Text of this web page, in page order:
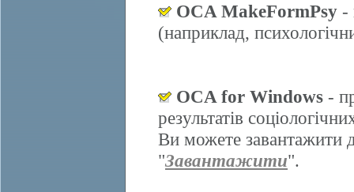
OCA MakeFormPsy -
(наприклад,
OCA for Windows -
результатів
Ви можете завантажити
"Завантажити".